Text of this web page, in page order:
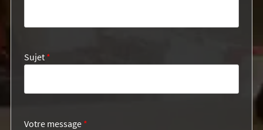
Sujet *
Votre message *